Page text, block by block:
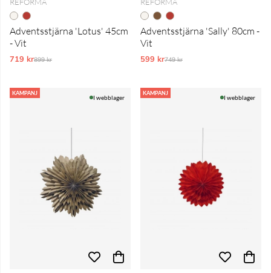
Adventsstjärna 'Lotus' 45cm
- Vit
719 krOrdinarie pris:
899 kr
Adventsstjärna 'Sally' 80cm -
Vit
599 krOrdinarie pris:
749 kr
KAMPANJ
I webblager
KAMPANJ
I webblager